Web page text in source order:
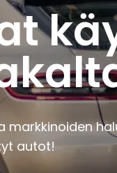
markkinoiden
autot!